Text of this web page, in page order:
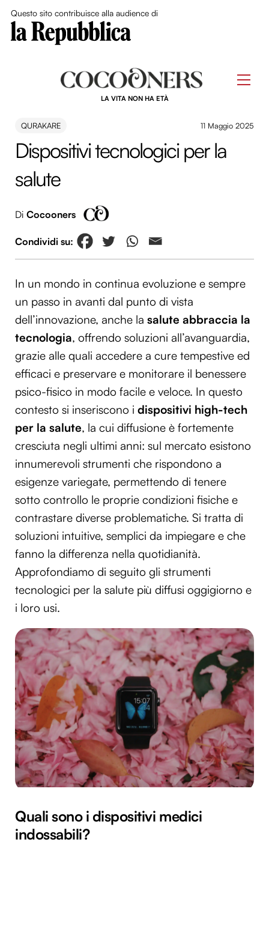
Questo sito contribuisce alla audience di
LA VITA NON HA ETÀ
QURAKARE 11 Maggio 2025
Dispositivi tecnologici per la
salute
Di Cocooners
In un mondo in continua evoluzione e sempre
un passo in avanti dal punto di vista
dell’innovazione, anche la salute abbraccia la
tecnologia, offrendo soluzioni all’avanguardia,
grazie alle quali accedere a cure tempestive ed
efficaci e preservare e monitorare il benessere
psico-fisico in modo facile e veloce. In questo
contesto si inseriscono i dispositivi high-tech
per la salute, la cui diffusione è fortemente
cresciuta negli ultimi anni: sul mercato esistono
innumerevoli strumenti che rispondono a
esigenze variegate, permettendo di tenere
sotto controllo le proprie condizioni fisiche e
contrastare diverse problematiche. Si tratta di
soluzioni intuitive, semplici da impiegare e che
fanno la differenza nella quotidianità.
Approfondiamo di seguito gli strumenti
tecnologici per la salute più diffusi oggigiorno e
i loro usi.
Quali sono i dispositivi medici
indossabili?